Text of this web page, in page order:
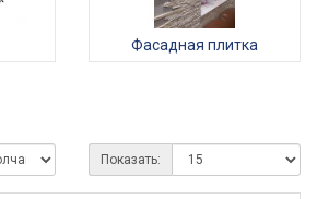
Фасадная плитка
Показать: